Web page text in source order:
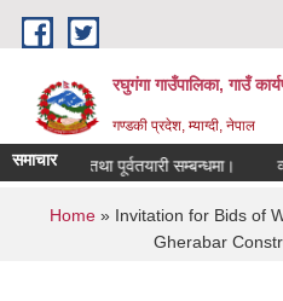
Skip to main content
रघुगंगा गाउँपालिका, गाउँ
गण्डकी प्रदेश, म्याग्दी, नेपाल
समाचार
सतर्कता तथा पूर्वतयारी सम्बन्धमा।
You are here
Home » Invitation for Bids of
Gherabar